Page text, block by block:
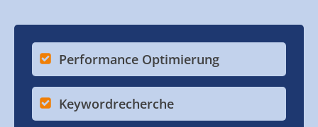
Performance Optimierung
Keywordrecherche